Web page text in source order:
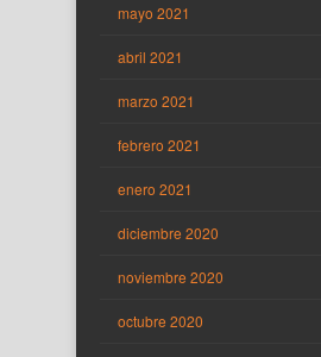
mayo 2021
abril 2021
marzo 2021
febrero 2021
enero 2021
diciembre 2020
noviembre 2020
octubre 2020